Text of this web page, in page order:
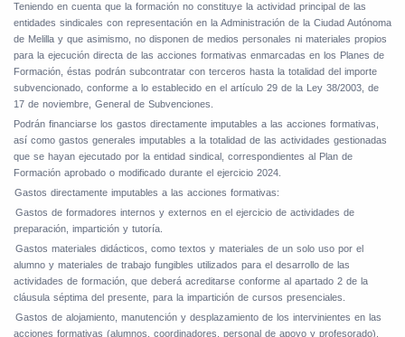
Teniendo en cuenta que la formación no constituye la actividad principal de las
entidades sindicales con representación en la Administración de la Ciudad Autónoma
de Melilla y que asimismo, no disponen de medios personales ni materiales propios
para la ejecución directa de las acciones formativas enmarcadas en los Planes de
Formación, éstas podrán subcontratar con terceros hasta la totalidad del importe
subvencionado, conforme a lo establecido en el artículo 29 de la Ley 38/2003, de
17 de noviembre, General de Subvenciones.
Podrán financiarse los gastos directamente imputables a las acciones formativas,
así como gastos generales imputables a la totalidad de las actividades gestionadas
que se hayan ejecutado por la entidad sindical, correspondientes al Plan de
Formación aprobado o modificado durante el ejercicio 2024.
Gastos directamente imputables a las acciones formativas:
Gastos de formadores internos y externos en el ejercicio de actividades de
preparación, impartición y tutoría.
Gastos materiales didácticos, como textos y materiales de un solo uso por el
alumno y materiales de trabajo fungibles utilizados para el desarrollo de las
actividades de formación, que deberá acreditarse conforme al apartado 2 de la
cláusula séptima del presente, para la impartición de cursos presenciales.
Gastos de alojamiento, manutención y desplazamiento de los intervinientes en las
acciones formativas (alumnos, coordinadores, personal de apoyo y profesorado).